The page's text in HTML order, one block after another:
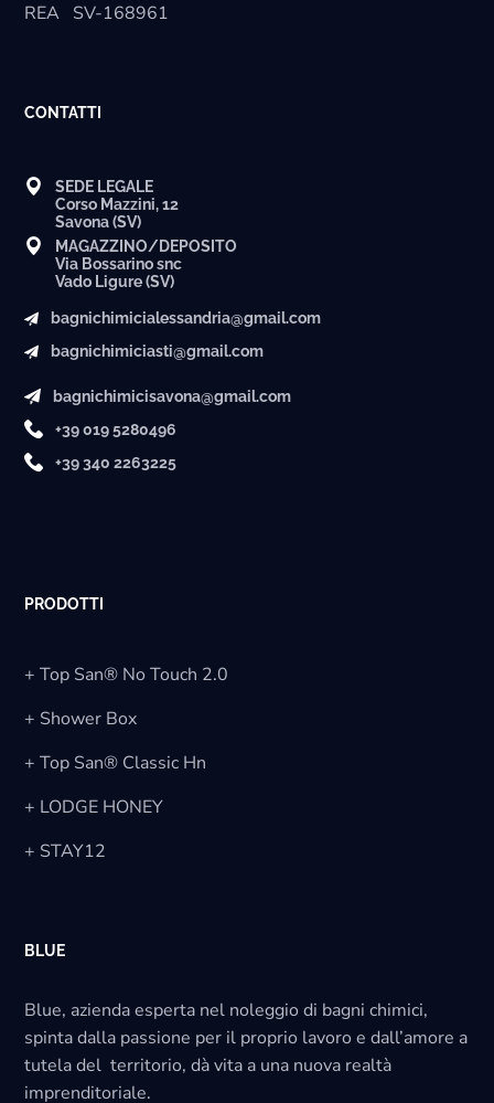
REA SV-168961
CONTATTI
SEDE LEGALE
Corso Mazzini, 12
Savona (SV)
MAGAZZINO/DEPOSITO
Via Bossarino snc
Vado Ligure (SV)
bagnichimicialessandria@gmail.com
bagnichimiciasti@gmail.com
bagnichimicisavona@gmail.com
+39 019 5280496
+39 340 2263225
PRODOTTI
+ Top San® No Touch 2.0
+ Shower Box
+ Top San® Classic Hn
+ LODGE HONEY
+ STAY12
BLUE
Blue, azienda esperta nel noleggio di bagni chimici,
spinta dalla passione per il proprio lavoro e dall’amore a
tutela del territorio, dà vita a una nuova realtà
imprenditoriale.